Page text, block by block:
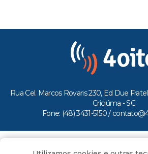
Rua Cel. Marcos Rovaris 230, Ed Due
Criciúma - SC
Fone: (48) 3431-5150 /